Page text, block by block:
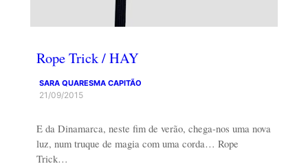
Rope Trick / HAY
SARA QUARESMA CAPITÃO
21/09/2015
E da Dinamarca, neste fim de verão, chega-nos uma nova
luz, num truque de magia com uma corda… Rope
Trick…